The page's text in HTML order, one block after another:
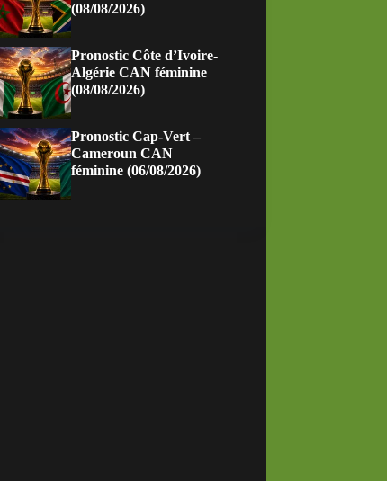
(08/08/2026)
Pronostic Côte d’Ivoire-
Algérie CAN féminine
(08/08/2026)
Pronostic Cap-Vert –
Cameroun CAN
féminine (06/08/2026)